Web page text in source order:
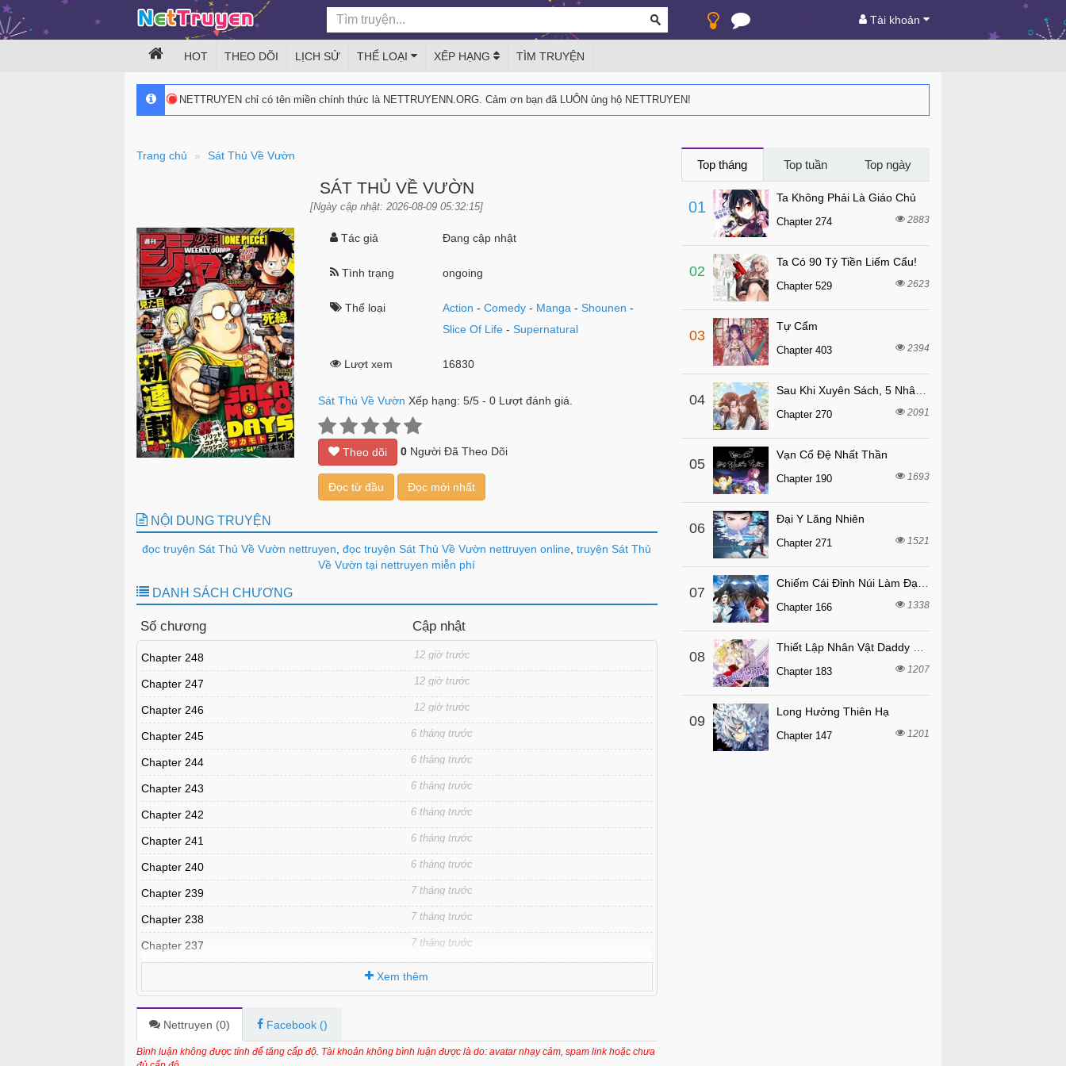
Tài khoản
HOT THEO DÕI LỊCH SỬ THỂ LOẠI XẾP HẠNG TÌM TRUYỆN
NETTRUYEN chỉ có tên miền chính thức là NETTRUYENN.ORG. Cảm ơn bạn đã LUÔN ủng hộ NETTRUYEN!
Trang chủ Sát Thủ Về Vườn
SÁT THỦ VỀ VƯỜN
[Ngày cập nhật: 2026-08-09 05:32:15]
Tác giả Đang cập nhật
Tình trạng ongoing
Thể loại Action -Comedy - Manga -Shounen -
Slice Of Life -Supernatural
Lượt xem 16830
Sát Thủ Về Vườn Xếp hạng: 5/5- 0Lượt đánh giá.
Theo dõi 0Người Đã Theo Dõi
Đọc từ đầu Đọc mới nhất
NỘI DUNG TRUYỆN
đọc truyện Sát Thủ Về Vườn nettruyen đọc truyện Sát Thủ Về Vườn nettruyen online truyện Sát Thủ
Về Vườn tại nettruyen miễn phí
DANH SÁCH CHƯƠNG
Số chương Cập nhật
Chapter 248 12 giờ trước
Chapter 247 12 giờ trước
Chapter 246 12 giờ trước
Chapter 245 6 tháng trước
Chapter 244 6 tháng trước
Chapter 243 6 tháng trước
Chapter 242 6 tháng trước
Chapter 241 6 tháng trước
Chapter 240 6 tháng trước
Chapter 239 7 tháng trước
Chapter 238 7 tháng trước
Chapter 237 7 tháng trước
Chapter 235 7 tháng trước
Chapter 234
Chapter 233 7 tháng trước
Xem thêm
Nettruyen (0) Facebook ()
Bình luận không được tính để tăng cấp độ. Tài khoản không bình luận được là do: avatar nhạy cảm, spam link hoặc chưa
Top tháng Top tuần Top ngày
01
Ta Không Phải Là Giáo Chủ
Chapter 274 2883
02
Ta Có 90 Tỷ Tiền Liếm Cẩu!
Chapter 529 2623
03
Tự Cẩm
Chapter 403 2394
04
Chapter 270 2091
05
Vạn Cổ Đệ Nhất Thần
Chapter 190 1693
06
Đại Y Lăng Nhiên
Chapter 271 1521
07
Chapter 166 1338
08
Chapter 183 1207
09
Long Hưởng Thiên Hạ
Chapter 147 1201